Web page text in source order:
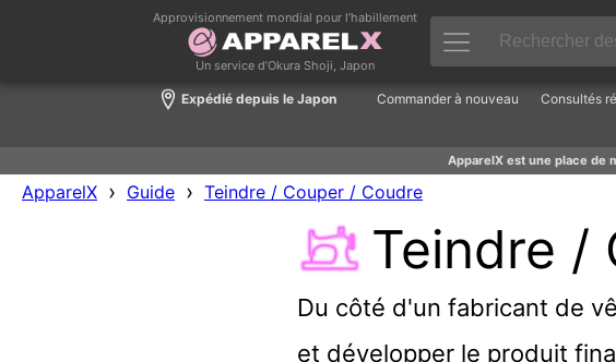
Approvisionnement mondial pour l’habillement
Un service d’Okura Shoji, Japon
Expédié depuis le Japon Commander à nouveau Consultés
ApparelX est une place de
ApparelX › Guide › Teindre / Couper / Coudre
Teindre /
Du côté d'un fabricant de
et développer le produit